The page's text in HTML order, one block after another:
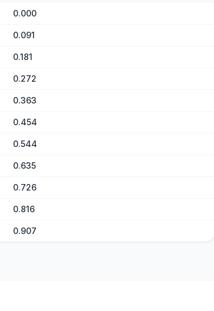
0.000
0.091
0.181
0.272
0.363
0.454
0.544
0.635
0.726
0.816
0.907